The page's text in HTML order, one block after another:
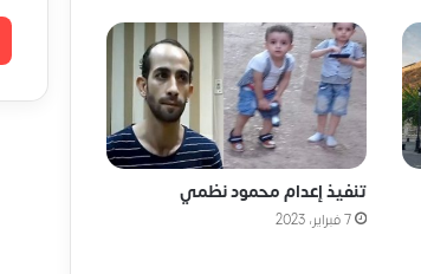
تنفيذ إعدام محمود نظمي
7 فبراير، 2023